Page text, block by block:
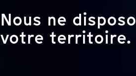
Nous ne
votre territoire.